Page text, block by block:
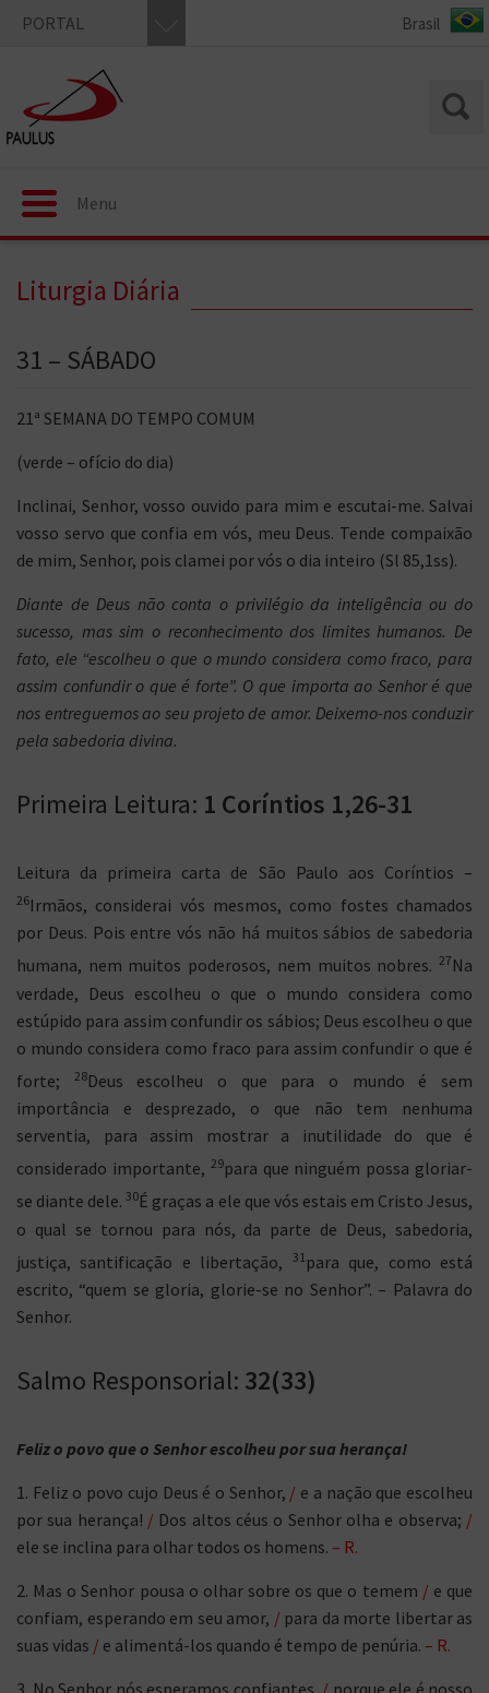
PORTAL
Menu
Liturgia Diária
31 – SÁBADO
21ª SEMANA DO TEMPO COMUM
(verde – ofício do dia)
Inclinai, Senhor, vosso ouvido para mim e escutai-me. Salvai
vosso servo que confia em vós, meu Deus. Tende compaixão
de mim, Senhor, pois clamei por vós o dia inteiro (Sl 85,1ss).
Diante de Deus não conta o privilégio da inteligência ou do
sucesso, mas sim o reconhecimento dos limites humanos. De
fato, ele “escolheu o que o mundo considera como fraco, para
assim confundir o que é forte”. O que importa ao Senhor é que
nos entreguemos ao seu projeto de amor. Deixemo-nos conduzir
pela sabedoria divina.
Primeira Leitura: 1 Coríntios 1,26-31
Leitura da primeira carta de São Paulo aos Coríntios –
26Irmãos, considerai vós mesmos, como fostes chamados
por Deus. Pois entre vós não há muitos sábios de sabedoria
humana, nem muitos poderosos, nem muitos nobres. 27 Na
verdade, Deus escolheu o que o mundo considera como
estúpido para assim confundir os sábios; Deus escolheu o que
o mundo considera como fraco para assim confundir o que é
forte;
28Deus escolheu o que para o mundo é sem
importância e desprezado, o que não tem nenhuma
serventia, para assim mostrar a inutilidade do que é
considerado importante, 29para que ninguém possa gloriar-
se diante dele.30É graças a ele que vós estais em Cristo Jesus,
o qual se tornou para nós, da parte de Deus, sabedoria,
justiça, santificação e libertação,
31para que, como está
escrito, “quem se gloria, glorie-se no Senhor”. – Palavra do
Senhor.
Salmo Responsorial: 32(33)
Feliz o povo que o Senhor escolheu por sua herança!
1. Feliz o povo cujo Deus é o Senhor, / e a nação que escolheu
por sua herança! / Dos altos céus o Senhor olha e observa; /
ele se inclina para olhar todos os homens. – R.
2. Mas o Senhor pousa o olhar sobre os que o temem / e que
confiam, esperando em seu amor, / para da morte libertar as
suas vidas / e alimentá-los quando é tempo de penúria. – R.
3. No Senhor nós esperamos confiantes, / porque ele é nosso